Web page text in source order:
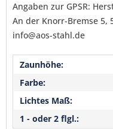
Angaben zur GPSR:
An der Knorr-Bremse 5,
info@aos-stahl.de
Zaunhöhe:
Farbe:
Lichtes Maß:
1 - oder 2 flgl.: